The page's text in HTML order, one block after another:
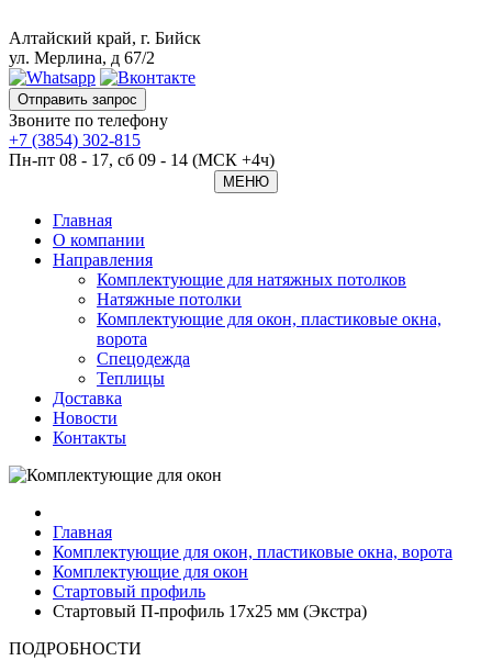
Алтайский край, г. Бийск
ул. Мерлина, д 67/2
Отправить запрос
Звоните по телефону
+7 (3854) 302-815
Пн-пт 08 - 17, сб 09 - 14 (МСК +4ч)
МЕНЮ
Главная
O компании
Направления
Комплектующие для натяжных потолков
Натяжные потолки
Комплектующие для окон, пластиковые окна,
ворота
Спецодежда
Теплицы
Доставка
Новости
Контакты
Главная
Комплектующие для окон, пластиковые окна, ворота
Комплектующие для окон
Стартовый профиль
Стартовый П-профиль 17х25 мм (Экстра)
ПОДРОБНОСТИ